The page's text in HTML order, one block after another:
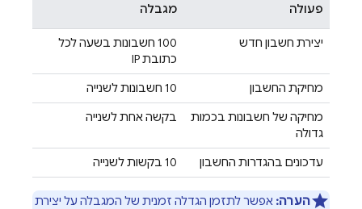
פעולה מגבלה
יצירת חשבון חדש
100 חשבונות בשעה לכל
כתובת IP
מחיקת החשבון
‫10 חשבונות לשנייה
מחיקה של חשבונות בכמות
גדולה
בקשה אחת לשנייה
עדכונים בהגדרות החשבון ‫10 בקשות לשנייה
הערה: אפשר לתזמן הגדלה זמנית של המגבלה על יצירת